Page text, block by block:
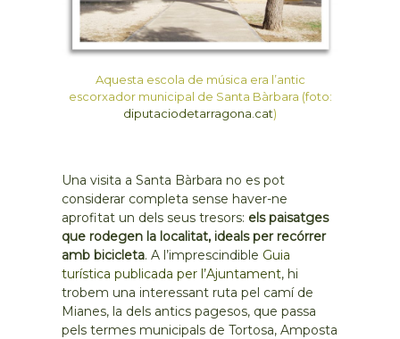
Aquesta escola de música era l’antic
escorxador municipal de Santa Bàrbara (foto:
diputaciodetarragona.cat)
Una visita a Santa Bàrbara no es pot
considerar completa sense haver-ne
aprofitat un dels seus tresors: els paisatges
que rodegen la localitat, ideals per recórrer
amb bicicleta. A l’imprescindible Guia
turística publicada per l’Ajuntament, hi
trobem una interessant ruta pel camí de
Mianes, la dels antics pagesos, que passa
pels termes municipals de Tortosa, Amposta